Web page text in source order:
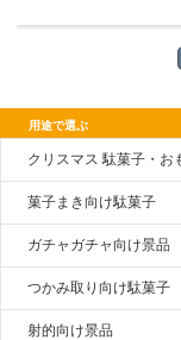
用途で選ぶ
クリスマス 駄菓子・お
菓子まき向け駄菓子
ガチャガチャ向け景品
つかみ取り向け駄菓子
射的向け景品